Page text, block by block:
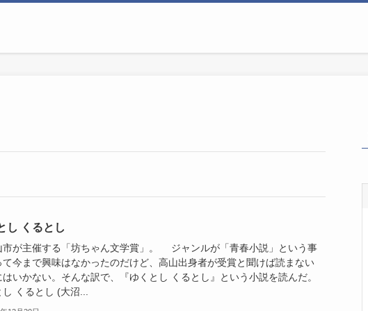
し くるとし
が主催する「坊ちゃん文学賞」。 ジャンルが「青春小説」という事
て今まで興味はなかったのだけど、高山出身者が受賞と聞けば読まない
はいかない。そんな訳で、『ゆくとし くるとし』という小説を読んだ。
くるとし (大沼...